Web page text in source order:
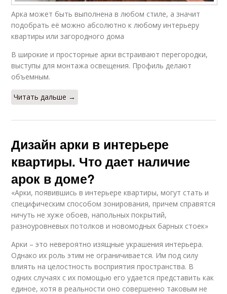
Арка может быть выполнена в любом стиле, а значит
подобрать её можно абсолютно к любому интерьеру
квартиры или загородного дома
В широкие и просторные арки встраивают перегородки,
выступы для монтажа освещения. Профиль делают
объемным.
Читать дальше →
Дизайн арки в интерьере
квартиры. Что дает наличие
арок в доме?
«Арки, появившись в интерьере квартиры, могут стать и
специфическим способом зонирования, причем справятся
ничуть не хуже обоев, напольных покрытий,
разноуровневых потолков и новомодных барных стоек»
Арки – это невероятно изящные украшения интерьера.
Однако их роль этим не ограничивается. Им под силу
влиять на целостность восприятия пространства. В
одних случаях с их помощью его удается представить как
единое, хотя в реальности оно совершенно таковым не